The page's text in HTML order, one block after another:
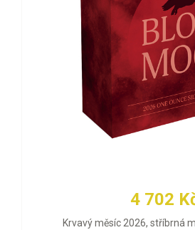
4 702
Krvavý měsíc 2026, stříbrná